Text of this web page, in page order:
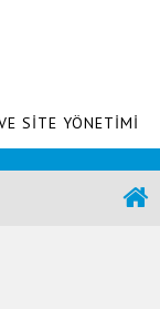
SİTE YÖNETİMİ